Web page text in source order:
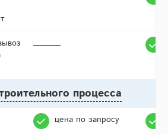
процесса
цена по запросу